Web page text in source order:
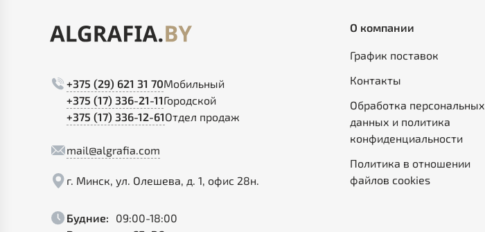
+375 (29) 621 31 70Мобильный
+375 (17) 336-21-11Городской
+375 (17) 336-12-61Отдел продаж
mail@algrafia.com
г. Минск, ул. Олешева, д. 1, офис 28н.
Будние:
09:00-18:00
О компании
График поставок
Контакты
Обработка персональных
данных и политика
конфиденциальности
Политика в отношении
файлов cookies